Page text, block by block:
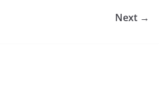
Next →